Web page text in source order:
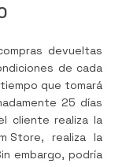
devueltas
de cada
que tomará
25 días
cliente realiza la
Store, realiza la
embargo, podría